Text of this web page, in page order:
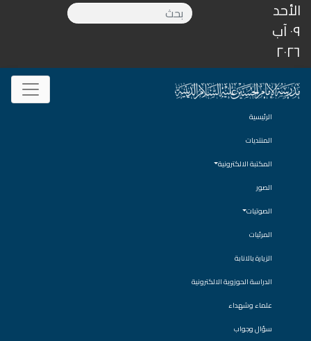
الأحد
٠٩ آب
٢٠٢٦
الرئيسية
المنتديات
المكتبة الالكترونية
الصور
الصوتيات
المرئيات
الزيارة بالانابة
الدراسة الحوزوية الالكترونية
علماء وشهداء
سؤال وجواب